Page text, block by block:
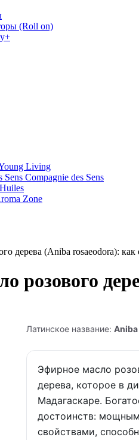
(Roll on)
Living
Compagnie des Sens
Zone
дерева (Aniba rosaeodora): как
розового
Латинское название:
Эфирное масло
дерева, которое в
Мадагаскаре.
достоинств:
свойствами,